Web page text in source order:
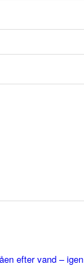
efter vand – igen